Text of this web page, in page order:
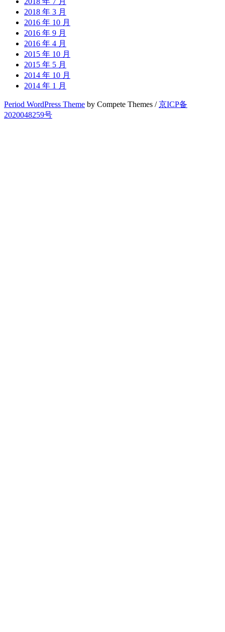
2018 年 3 月
2016 年 10 月
2016 年 9 月
2016 年 4 月
2015 年 10 月
2015 年 5 月
2014 年 10 月
2014 年 1 月
Period WordPress Theme by Compete Themes /京ICP备
2020048259号